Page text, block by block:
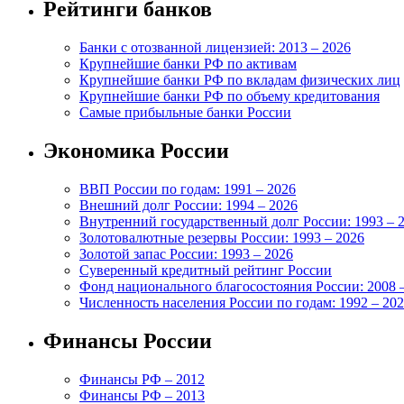
Рейтинги банков
Банки с отозванной лицензией: 2013 – 2026
Крупнейшие банки РФ по активам
Крупнейшие банки РФ по вкладам физических лиц
Крупнейшие банки РФ по объему кредитования
Самые прибыльные банки России
Экономика России
ВВП России по годам: 1991 – 2026
Внешний долг России: 1994 – 2026
Внутренний государственный долг России: 1993 –
Золотовалютные резервы России: 1993 – 2026
Золотой запас России: 1993 – 2026
Суверенный кредитный рейтинг России
Фонд национального благосостояния России: 2008
Численность населения России по годам: 1992 –
Финансы России
Финансы РФ – 2012
Финансы РФ – 2013